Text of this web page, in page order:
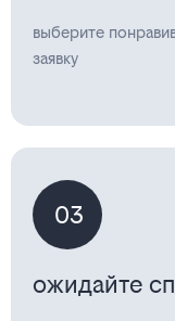
выберите
заявку
03
ожидайте